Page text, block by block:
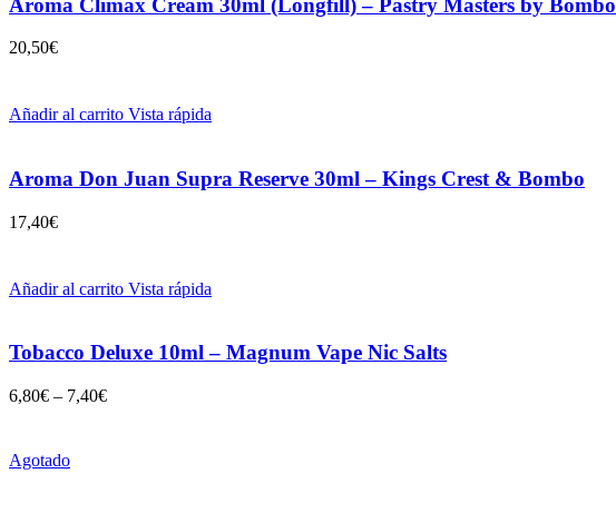
20,50€
Añadir al carrito Vista rápida
Aroma Don Juan Supra Reserve 30ml – Kings Crest & Bombo
17,40€
Añadir al carrito Vista rápida
Tobacco Deluxe 10ml – Magnum Vape Nic Salts
6,80€ – 7,40€
Agotado